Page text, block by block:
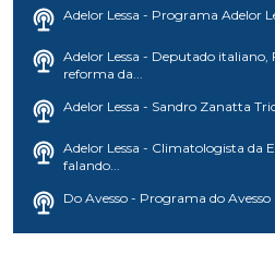
Adelor Lessa - Programa Adelor
Adelor Lessa - Deputado
reforma da...
Adelor Lessa - Sandro Zanatta
Adelor Lessa - Climatologista da
falando...
Do Avesso - Programa do Avesso